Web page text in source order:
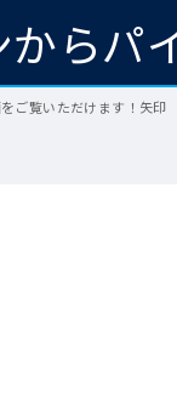
らパ
ご覧いただけます！矢印